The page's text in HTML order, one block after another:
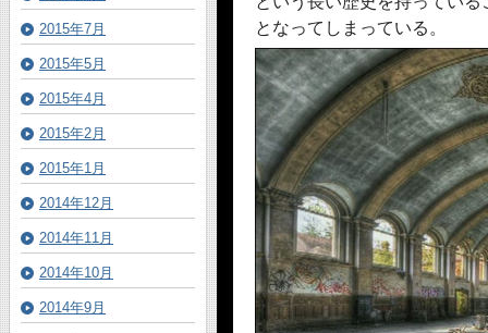
となってしまっている。
2015年7月
2015年5月
2015年4月
2015年2月
2015年1月
2014年12月
2014年11月
2014年10月
2014年9月